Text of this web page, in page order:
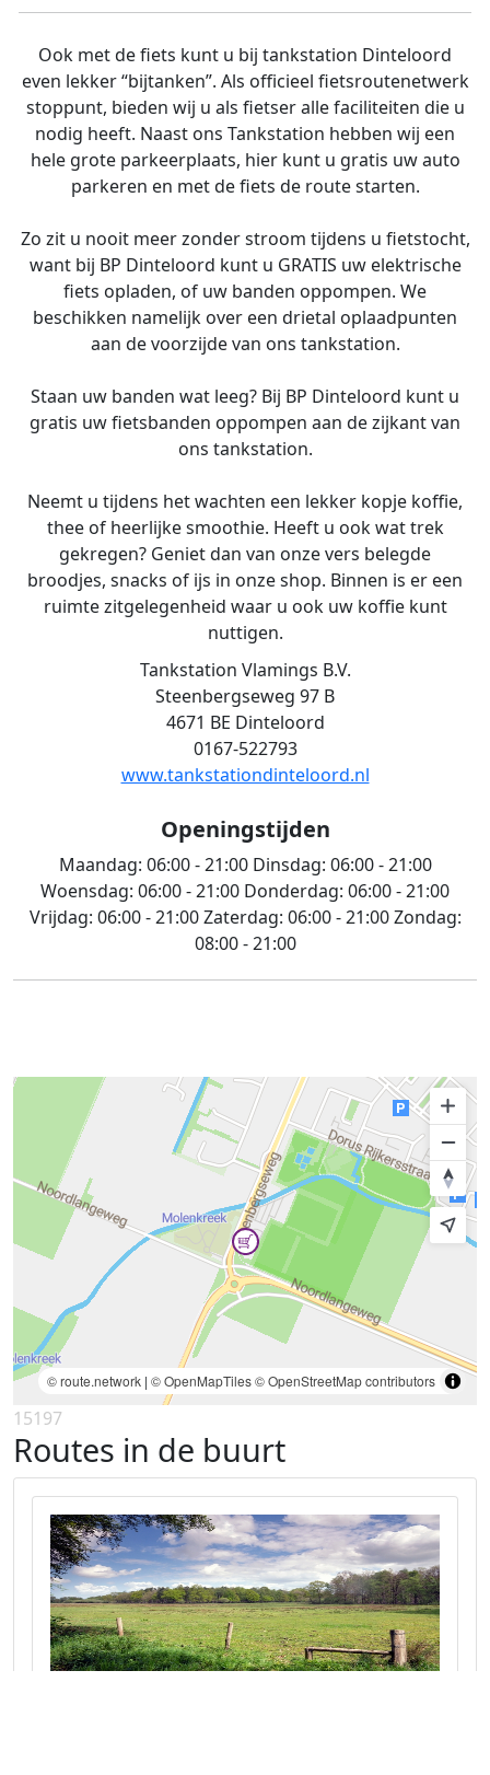
Ook met de fiets kunt u bij tankstation Dinteloord
even lekker “bijtanken”. Als officieel fietsroutenetwerk
stoppunt, bieden wij u als fietser alle faciliteiten die u
nodig heeft. Naast ons Tankstation hebben wij een
hele grote parkeerplaats, hier kunt u gratis uw auto
parkeren en met de fiets de route starten.
Zo zit u nooit meer zonder stroom tijdens u fietstocht,
want bij BP Dinteloord kunt u GRATIS uw elektrische
fiets opladen, of uw banden oppompen. We
beschikken namelijk over een drietal oplaadpunten
aan de voorzijde van ons tankstation.
Staan uw banden wat leeg? Bij BP Dinteloord kunt u
gratis uw fietsbanden oppompen aan de zijkant van
ons tankstation.
Neemt u tijdens het wachten een lekker kopje koffie,
thee of heerlijke smoothie. Heeft u ook wat trek
gekregen? Geniet dan van onze vers belegde
broodjes, snacks of ijs in onze shop. Binnen is er een
ruimte zitgelegenheid waar u ook uw koffie kunt
nuttigen.
Tankstation Vlamings B.V.
Steenbergseweg 97 B
4671 BE Dinteloord
0167-522793
www.tankstationdinteloord.nl
Openingstijden
Maandag: 06:00 - 21:00Dinsdag: 06:00 - 21:00
Woensdag: 06:00 - 21:00 Donderdag: 06:00 - 21:00
Vrijdag: 06:00 - 21:00Zaterdag: 06:00 - 21:00Zondag:
08:00 - 21:00
© route.network | © OpenMapTiles© OpenStreetMap contributors
15197
Routes in de buurt